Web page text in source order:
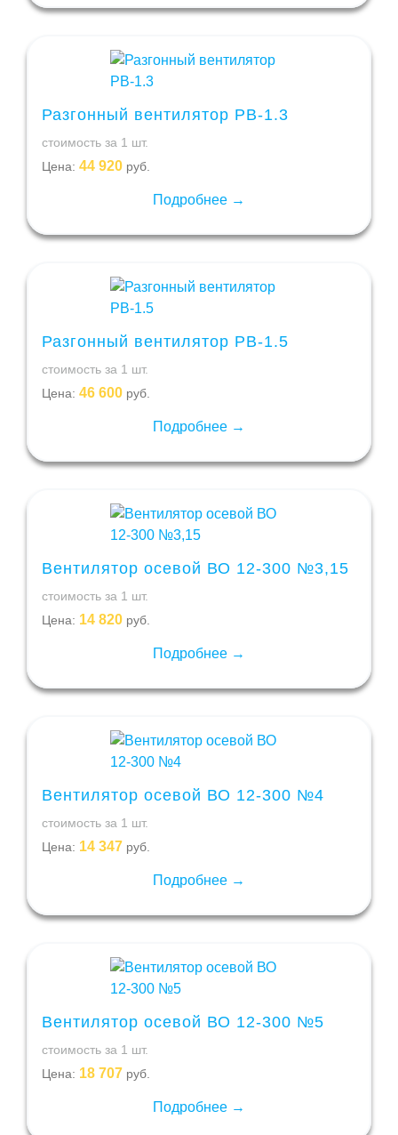
Разгонный вентилятор РВ-1.3
стоимость за 1 шт.
Цена: 44 920 руб.
Подробнее →
Разгонный вентилятор РВ-1.5
стоимость за 1 шт.
Цена: 46 600 руб.
Подробнее →
Вентилятор осевой ВО 12-300 №3,15
стоимость за 1 шт.
Цена: 14 820 руб.
Подробнее →
Вентилятор осевой ВО 12-300 №4
стоимость за 1 шт.
Цена: 14 347 руб.
Подробнее →
Вентилятор осевой ВО 12-300 №5
стоимость за 1 шт.
Цена: 18 707 руб.
Подробнее →